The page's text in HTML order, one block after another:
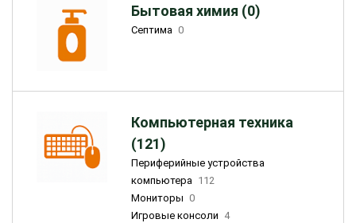
Бытовая химия (0)
Септима 0
Компьютерная техника
(121)
Периферийные устройства
компьютера 112
Мониторы 0
Игровые консоли 4